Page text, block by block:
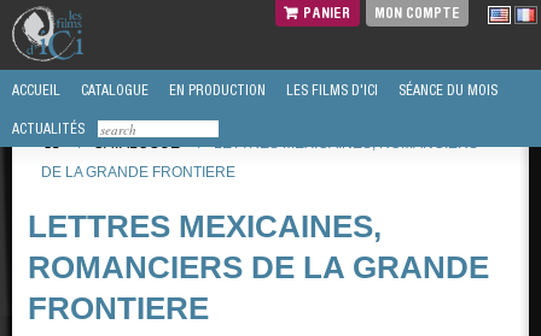
PANIER MON COMPTE
ACCUEIL CATALOGUE EN PRODUCTION LES FILMS D'ICI SÉANCE DU MOIS
ACTUALITÉS
/
CATALOGUE /
LETTRES MEXICAINES, ROMANCIERS
DE LA GRANDE FRONTIERE
LETTRES MEXICAINES,
ROMANCIERS DE LA GRANDE
FRONTIERE